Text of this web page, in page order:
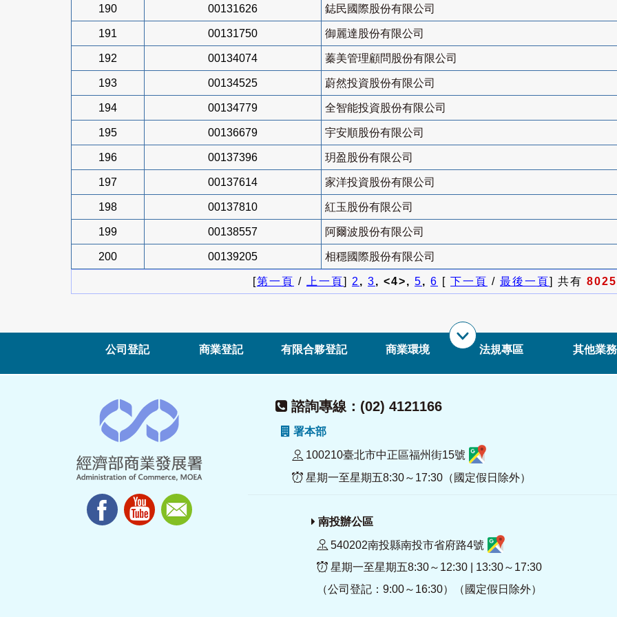
190 00131626 鋕民國際股份有限公司
191 00131750 御麗達股份有限公司
192 00134074 蓁美管理顧問股份有限公司
193 00134525 蔚然投資股份有限公司
194 00134779 全智能投資股份有限公司
195 00136679 宇安順股份有限公司
196 00137396 玥盈股份有限公司
197 00137614 家洋投資股份有限公司
198 00137810 紅玉股份有限公司
199 00138557 阿爾波股份有限公司
200 00139205 相穩國際股份有限公司
[第一頁 / 上一頁] 2, 3, <4>, 5, 6 [ 下一頁 / 最後一頁] 共有 8025
公司登記 商業登記 有限合夥登記 商業環境 法規專區 其他業務
諮詢專線：(02) 4121166
署本部
100210臺北市中正區福州街15號
星期一至星期五8:30～17:30（國定假日除外）
南投辦公區
540202南投縣南投市省府路4號
星期一至星期五8:30～12:30 | 13:30～17:30
（公司登記：9:00～16:30）（國定假日除外）